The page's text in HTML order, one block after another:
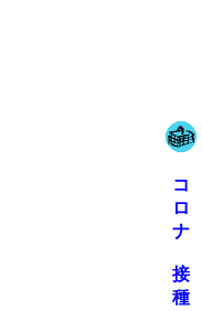
コ
ロ
ナ
接
種